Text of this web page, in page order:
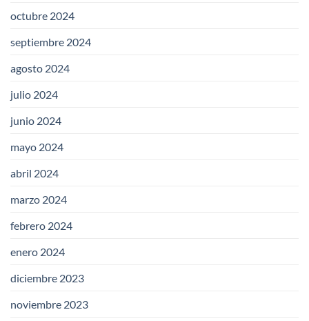
octubre 2024
septiembre 2024
agosto 2024
julio 2024
junio 2024
mayo 2024
abril 2024
marzo 2024
febrero 2024
enero 2024
diciembre 2023
noviembre 2023